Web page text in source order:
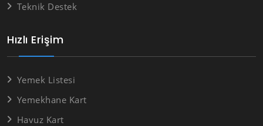
Hızlı Erişim
Yemek Listesi
Yemekhane Kart
Havuz Kart
Teknik Destek